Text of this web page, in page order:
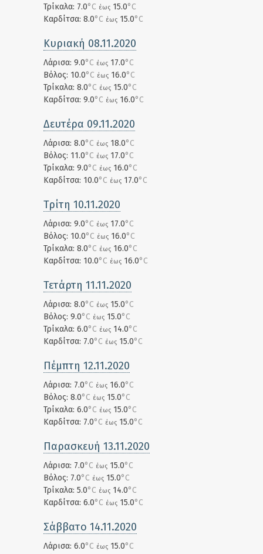
Τρίκαλα: 7.0°C έως 15.0°C
Καρδίτσα: 8.0°C έως 15.0°C
Κυριακή 08.11.2020
Λάρισα: 9.0°C έως 17.0°C
Βόλος: 10.0°C έως 16.0°C
Τρίκαλα: 8.0°C έως 15.0°C
Καρδίτσα: 9.0°C έως 16.0°C
Δευτέρα 09.11.2020
Λάρισα: 8.0°C έως 18.0°C
Βόλος: 11.0°C έως 17.0°C
Τρίκαλα: 9.0°C έως 16.0°C
Καρδίτσα: 10.0°C έως 17.0°C
Τρίτη 10.11.2020
Λάρισα: 9.0°C έως 17.0°C
Βόλος: 10.0°C έως 16.0°C
Τρίκαλα: 8.0°C έως 16.0°C
Καρδίτσα: 10.0°C έως 16.0°C
Τετάρτη 11.11.2020
Λάρισα: 8.0°C έως 15.0°C
Βόλος: 9.0°C έως 15.0°C
Τρίκαλα: 6.0°C έως 14.0°C
Καρδίτσα: 7.0°C έως 15.0°C
Πέμπτη 12.11.2020
Λάρισα: 7.0°C έως 16.0°C
Βόλος: 8.0°C έως 15.0°C
Τρίκαλα: 6.0°C έως 15.0°C
Καρδίτσα: 7.0°C έως 15.0°C
Παρασκευή 13.11.2020
Λάρισα: 7.0°C έως 15.0°C
Βόλος: 7.0°C έως 15.0°C
Τρίκαλα: 5.0°C έως 14.0°C
Καρδίτσα: 6.0°C έως 15.0°C
Σάββατο 14.11.2020
Λάρισα: 6.0°C έως 15.0°C